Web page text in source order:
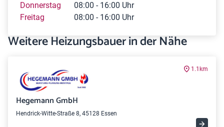
Donnerstag
08:00 - 16:00 Uhr
Freitag
08:00 - 16:00 Uhr
Weitere Heizungsbauer in der Nähe
1.1km
Hegemann GmbH
Hendrick-Witte-Straße 8, 45128 Essen